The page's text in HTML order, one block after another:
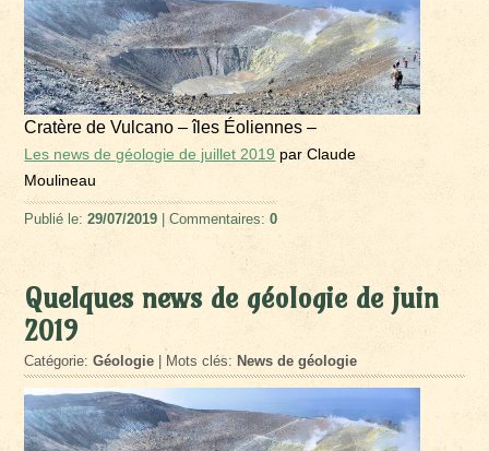
Cratère de Vulcano – îles Éoliennes –
Les news de géologie de juillet 2019 par Claude
Moulineau
Publié le:29/07/2019 | Commentaires:0
Quelques news de géologie de juin
2019
Catégorie:Géologie | Mots clés: News de géologie